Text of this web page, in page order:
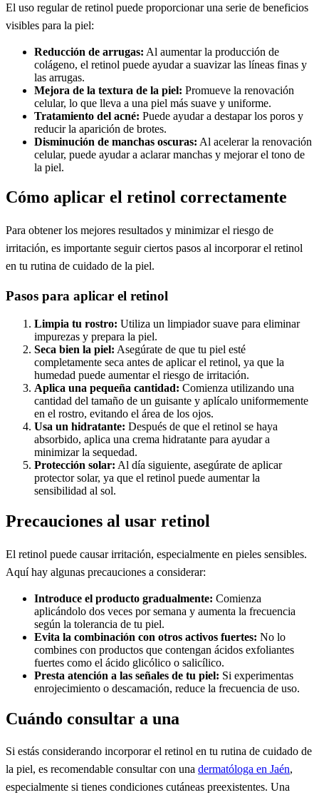
El uso regular de retinol puede proporcionar una serie de beneficios
visibles para la piel:
Reducción de arrugas: Al aumentar la producción de
colágeno, el retinol puede ayudar a suavizar las líneas finas y
las arrugas.
Mejora de la textura de la piel: Promueve la renovación
celular, lo que lleva a una piel más suave y uniforme.
Tratamiento del acné: Puede ayudar a destapar los poros y
reducir la aparición de brotes.
Disminución de manchas oscuras: Al acelerar la renovación
celular, puede ayudar a aclarar manchas y mejorar el tono de
la piel.
Cómo aplicar el retinol correctamente
Para obtener los mejores resultados y minimizar el riesgo de
irritación, es importante seguir ciertos pasos al incorporar el retinol
en tu rutina de cuidado de la piel.
Pasos para aplicar el retinol
Limpia tu rostro: Utiliza un limpiador suave para eliminar
impurezas y prepara la piel.
Seca bien la piel: Asegúrate de que tu piel esté
completamente seca antes de aplicar el retinol, ya que la
humedad puede aumentar el riesgo de irritación.
Aplica una pequeña cantidad: Comienza utilizando una
cantidad del tamaño de un guisante y aplícalo uniformemente
en el rostro, evitando el área de los ojos.
Usa un hidratante: Después de que el retinol se haya
absorbido, aplica una crema hidratante para ayudar a
minimizar la sequedad.
Protección solar: Al día siguiente, asegúrate de aplicar
protector solar, ya que el retinol puede aumentar la
sensibilidad al sol.
Precauciones al usar retinol
El retinol puede causar irritación, especialmente en pieles sensibles.
Aquí hay algunas precauciones a considerar:
Introduce el producto gradualmente: Comienza
aplicándolo dos veces por semana y aumenta la frecuencia
según la tolerancia de tu piel.
Evita la combinación con otros activos fuertes: No lo
combines con productos que contengan ácidos exfoliantes
fuertes como el ácido glicólico o salicílico.
Presta atención a las señales de tu piel: Si experimentas
enrojecimiento o descamación, reduce la frecuencia de uso.
Cuándo consultar a una
Si estás considerando incorporar el retinol en tu rutina de cuidado de
la piel, es recomendable consultar con una dermatóloga en Jaén,
especialmente si tienes condiciones cutáneas preexistentes. Una